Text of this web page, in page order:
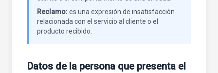
Reclamo:es una expresión de insatisfacción
relacionada con el servicio al cliente o el
producto recibido.
Datos de la persona que presenta el